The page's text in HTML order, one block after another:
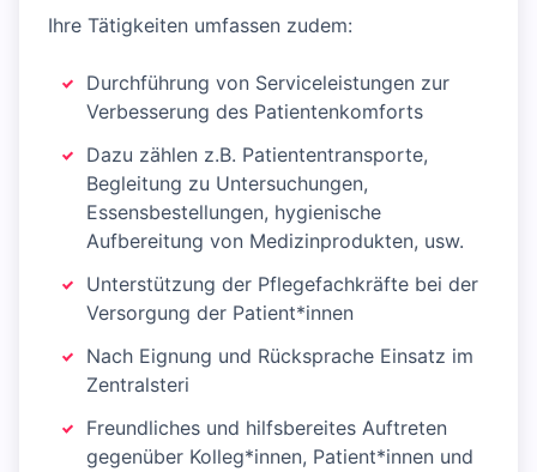
Ihre Tätigkeiten umfassen zudem:
Durchführung von Serviceleistungen zur
Verbesserung des Patientenkomforts
Dazu zählen z.B. Patiententransporte,
Begleitung zu Untersuchungen,
Essensbestellungen, hygienische
Aufbereitung von Medizinprodukten, usw.
Unterstützung der Pflegefachkräfte bei der
Versorgung der Patient*innen
Nach Eignung und Rücksprache Einsatz im
Zentralsteri
Freundliches und hilfsbereites Auftreten
gegenüber Kolleg*innen, Patient*innen und